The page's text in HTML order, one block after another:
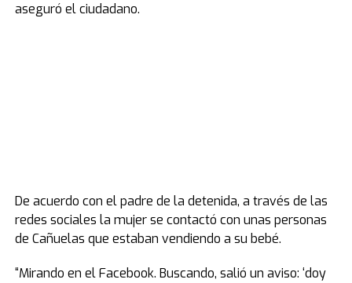
aseguró el ciudadano.
De acuerdo con el padre de la detenida, a través de las
redes sociales la mujer se contactó con unas personas
de Cañuelas que estaban vendiendo a su bebé.
“Mirando en el Facebook. Buscando, salió un aviso: ‘doy